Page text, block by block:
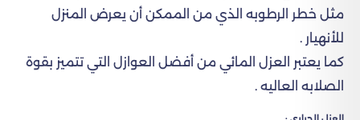
مثل خطر الرطوبه الذي من الممكن أن يعرض المنزل
للأنهيار .
كما يعتبر العزل المائي من أفضل العوازل التي تتميز بقوة
الصلابه العاليه .